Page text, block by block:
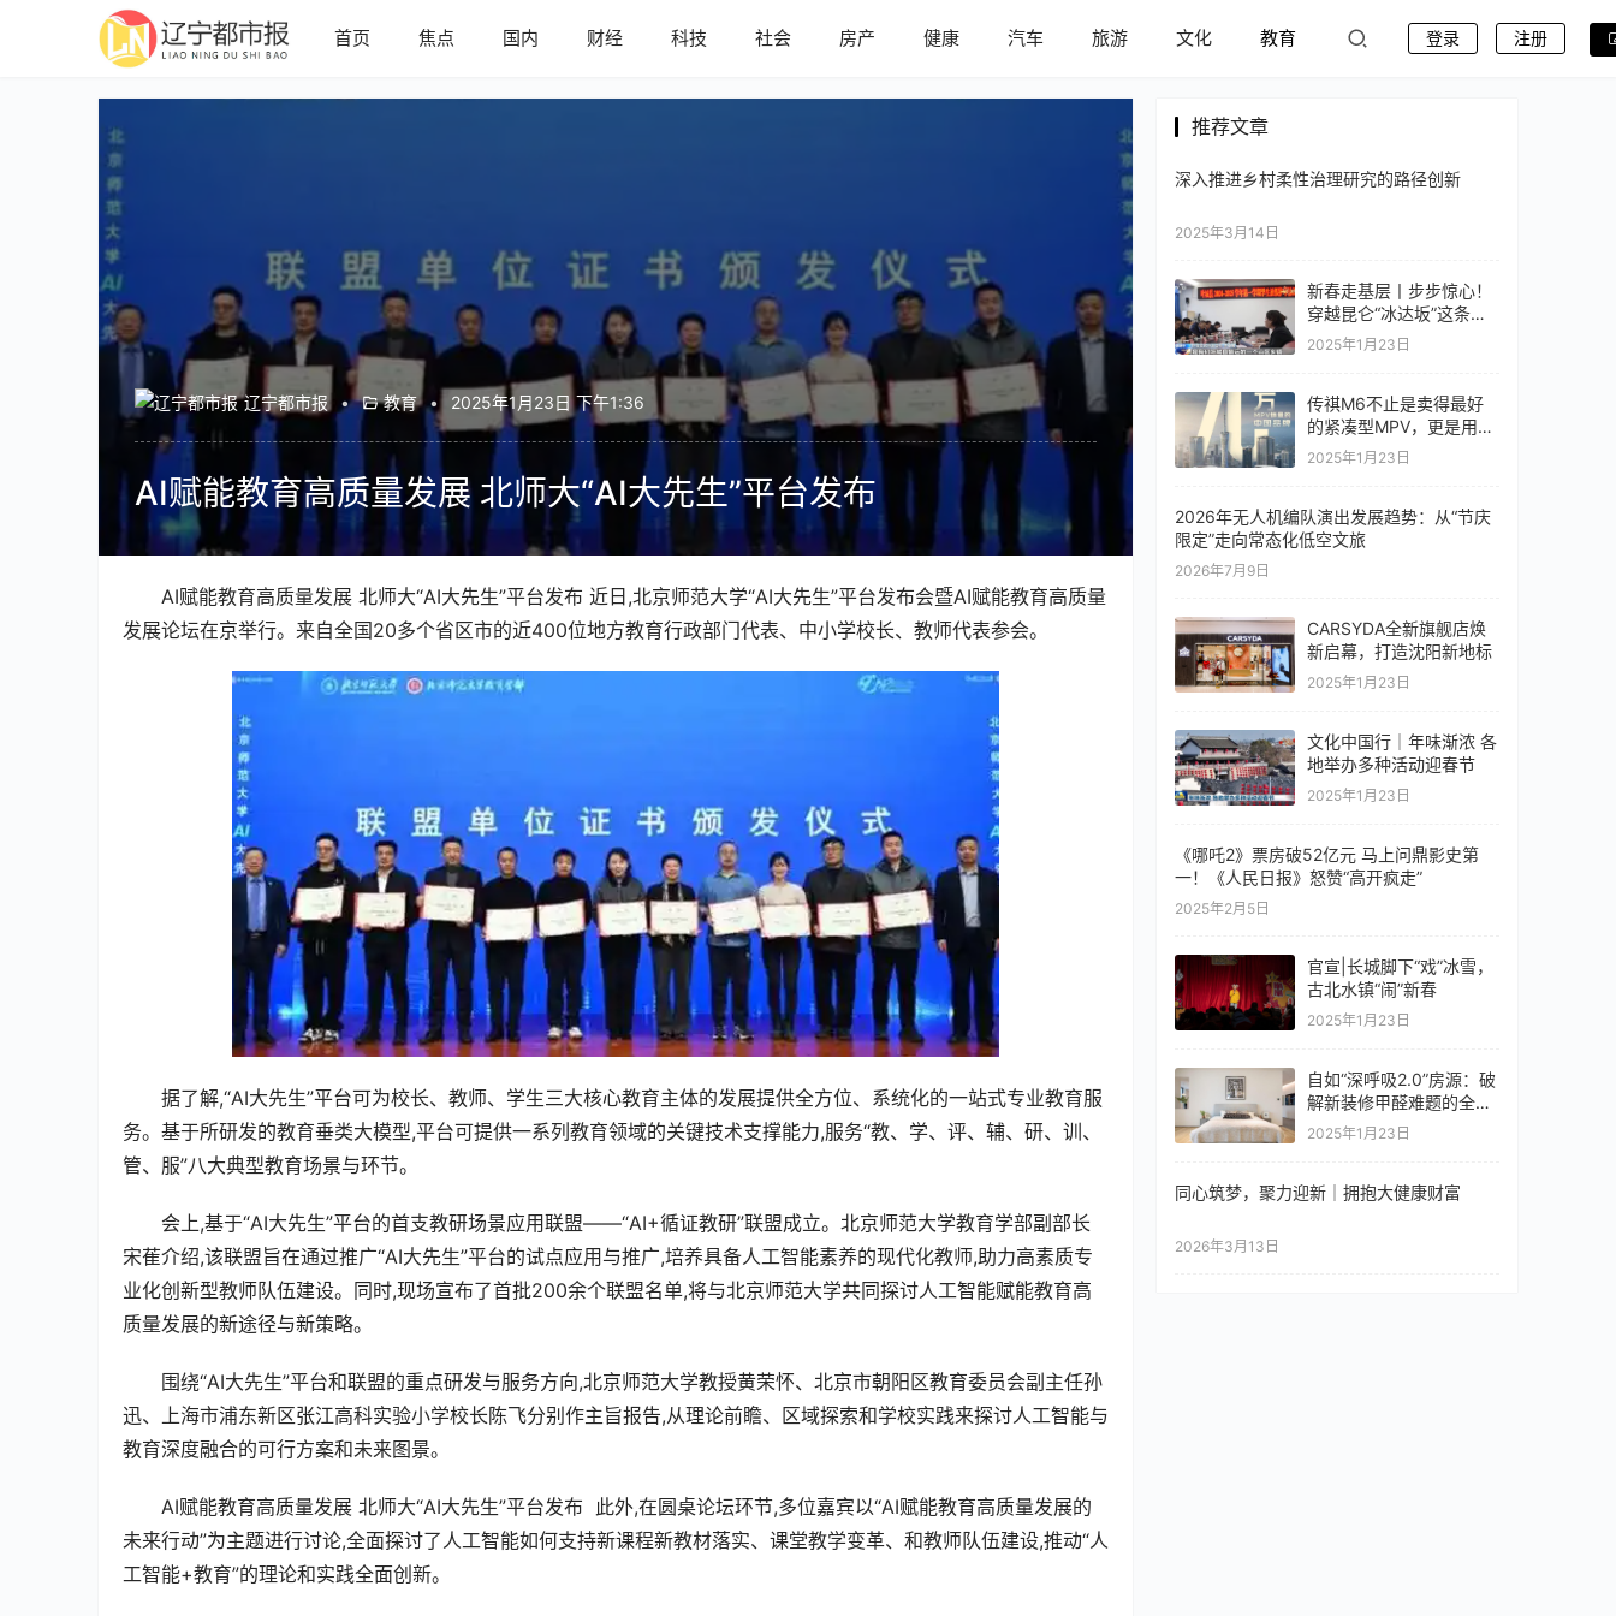
首页 焦点 国内 财经 科技 社会 房产 健康 汽车 旅游 文化 教育 登录 注册
辽宁都市报 • 教育 • 2025年1月23日 下午1:36
AI赋能教育高质量发展 北师大“AI大先生”平台发布
AI赋能教育高质量发展 北师大“AI大先生”平台发布 近日,北京师范大学“AI大先生”平台发布会暨AI赋能教育高质量
发展论坛在京举行。来自全国20多个省区市的近400位地方教育行政部门代表、中小学校长、教师代表参会。
据了解,“AI大先生”平台可为校长、教师、学生三大核心教育主体的发展提供全方位、系统化的一站式专业教育服
务。基于所研发的教育垂类大模型,平台可提供一系列教育领域的关键技术支撑能力,服务“教、学、评、辅、研、训、
管、服”八大典型教育场景与环节。
会上,基于“AI大先生”平台的首支教研场景应用联盟——“AI+循证教研”联盟成立。北京师范大学教育学部副部长
宋萑介绍,该联盟旨在通过推广“AI大先生”平台的试点应用与推广,培养具备人工智能素养的现代化教师,助力高素质专
业化创新型教师队伍建设。同时,现场宣布了首批200余个联盟名单,将与北京师范大学共同探讨人工智能赋能教育高
质量发展的新途径与新策略。
围绕“AI大先生”平台和联盟的重点研发与服务方向,北京师范大学教授黄荣怀、北京市朝阳区教育委员会副主任孙
迅、上海市浦东新区张江高科实验小学校长陈飞分别作主旨报告,从理论前瞻、区域探索和学校实践来探讨人工智能与
教育深度融合的可行方案和未来图景。
AI赋能教育高质量发展 北师大“AI大先生”平台发布  此外,在圆桌论坛环节,多位嘉宾以“AI赋能教育高质量发展的
未来行动”为主题进行讨论,全面探讨了人工智能如何支持新课程新教材落实、课堂教学变革、和教师队伍建设,推动“人
工智能+教育”的理论和实践全面创新。
推荐文章
深入推进乡村柔性治理研究的路径创新
2025年3月14日
新春走基层丨步步惊心！
穿越昆仑“冰达坂”这条护
学路他们走了17年
2025年1月23日
传祺M6不止是卖得最好
的紧凑型MPV，更是用户
心中的MVP
2025年1月23日
2026年无人机编队演出发展趋势：从“节庆
限定”走向常态化低空文旅
2026年7月9日
CARSYDA全新旗舰店焕
新启幕，打造沈阳新地标
2025年1月23日
文化中国行｜年味渐浓 各
地举办多种活动迎春节
2025年1月23日
《哪吒2》票房破52亿元 马上问鼎影史第
一！《人民日报》怒赞“高开疯走”
2025年2月5日
官宣|长城脚下“戏”冰雪，
古北水镇“闹”新春
2025年1月23日
自如“深呼吸2.0”房源：破
解新装修甲醛难题的全面
策略
2025年1月23日
同心筑梦，聚力迎新｜拥抱大健康财富
2026年3月13日